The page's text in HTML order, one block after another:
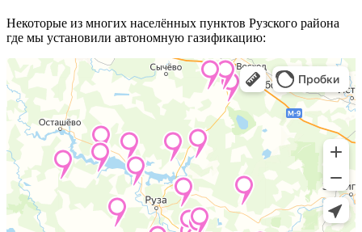
Некоторые из многих населённых пунктов Рузского района
где мы установили автономную газификацию: